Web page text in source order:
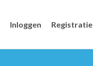
Inloggen Registratie